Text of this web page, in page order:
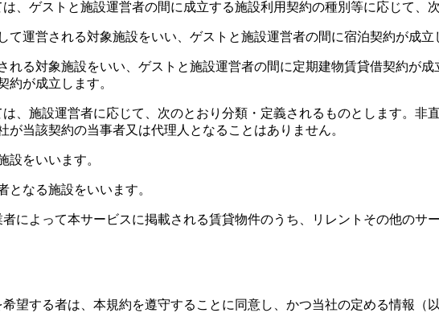
、ゲストと施設運営者の間に成立する施設利用契約の種別等に応じて、
て運営される対象施設をいい、ゲストと施設運営者の間に宿泊契約が成立
れる対象施設をいい、ゲストと施設運営者の間に定期建物賃貸借契約が
約が成立します。
、施設運営者に応じて、次のとおり分類・定義されるものとします。
当該契約の当事者又は代理人となることはありません。
設をいいます。
となる施設をいいます。
によって本サービスに掲載される賃貸物件のうち、リレントその他のサ
望する者は、本規約を遵守することに同意し、かつ当社の定める情報